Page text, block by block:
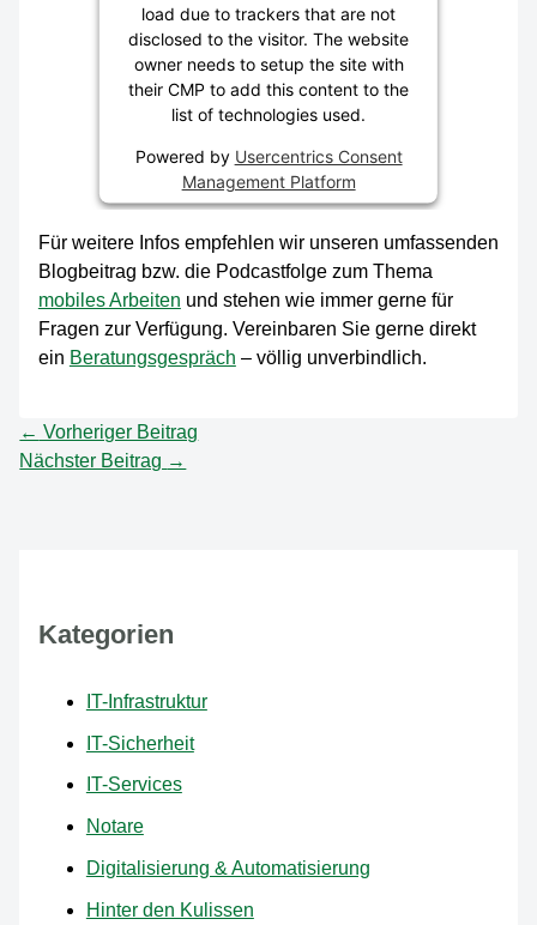
load due to trackers that are not
disclosed to the visitor. The website
owner needs to setup the site with
their CMP to add this content to the
list of technologies used.
Powered by Usercentrics Consent
Management Platform
Für weitere Infos empfehlen wir unseren umfassenden
Blogbeitrag bzw. die Podcastfolge zum Thema
mobiles Arbeiten und stehen wie immer gerne für
Fragen zur Verfügung. Vereinbaren Sie gerne direkt
ein Beratungsgespräch – völlig unverbindlich.
← Vorheriger Beitrag
Nächster Beitrag →
Kategorien
IT-Infrastruktur
IT-Sicherheit
IT-Services
Notare
Digitalisierung & Automatisierung
Hinter den Kulissen